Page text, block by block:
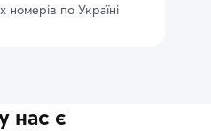
номерів по Україні
нас є